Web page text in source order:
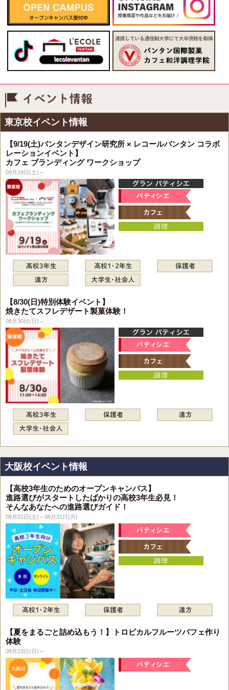
東京校イベント情報
【9/19(土)バンタンデザイン研究所 × レコールバンタン コラボ
レーションイベント】
カフェ ブランディング ワークショップ
09月19日(土)～
【8/30(日)特別体験イベント】
焼きたてスフレデザート製菓体験！
08月30日(日)～
大阪校イベント情報
【高校3年生のためのオープンキャンパス】
進路選びがスタートしたばかりの高校3年生必見！
そんなあなたへの進路選びガイド！
08月01日(土)～08月31日(月)
【夏をまるごと詰め込もう！】トロピカルフルーツパフェ作り
体験
08月23日(日)～